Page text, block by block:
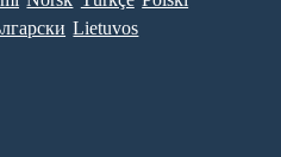
Lietuvos